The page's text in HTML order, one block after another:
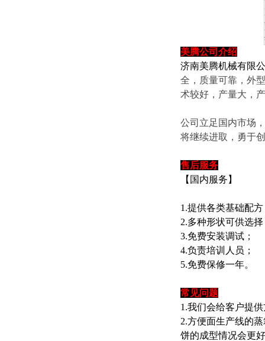
美腾公司介绍
济南美腾机械有限
全，质量可靠，外
术较好，产量大，
公司立足国内市场
将继续进取，勇于
售后服务
【国内服务】
1.提供各类基础配
2.多种形状可供选
3.免费安装调试；
4.负责培训人员；
5.免费保修一年。
常见问题
1.我们会给客户提
2.方便面生产线的
饼的成型情况会更